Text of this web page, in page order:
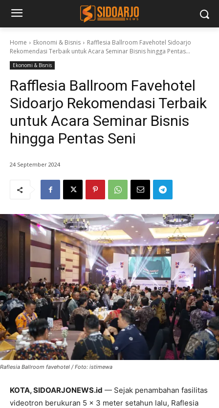
Home Ekonomi & Bisnis
Rafflesia Ballroom Favehotel Sidoarjo
Rekomendasi Terbaik untuk Acara Seminar Bisnis hingga Pentas...
Ekonomi & Bisnis
Rafflesia Ballroom Favehotel
Sidoarjo Rekomendasi Terbaik
untuk Acara Seminar Bisnis
hingga Pentas Seni
24 September 2024
Raflesia Ballroom favehotel / Foto: istimewa
KOTA, SIDOARJONEWS.id — Sejak penambahan fasilitas
videotron berukuran 5 x 3 meter setahun lalu, Raflesia